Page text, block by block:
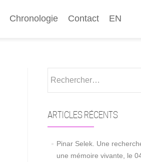
Chronologie Contact EN
ARTICLES RÉCENTS
Pinar Selek. Une
une mémoire vivante, le